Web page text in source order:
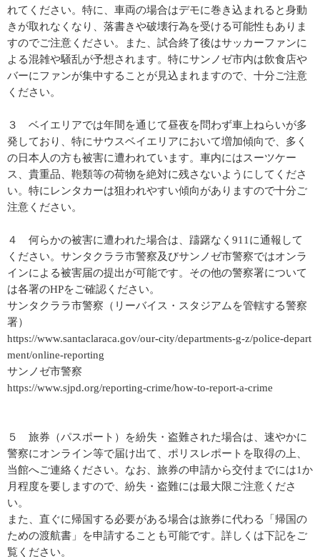
れてください。特に、車両の場合はデモに巻き込まれると身動
きが取れなくなり、落書きや破壊行為を受ける可能性もありま
すのでご注意ください。また、試合終了後はサッカーファンに
よる混雑や騒乱が予想されます。特にサンノゼ市内は飲食店や
バーにファンが集中することが見込まれますので、十分ご注意
ください。
３ ベイエリアでは年間を通じて昼夜を問わず車上ねらいが多
発しており、特にサウスベイエリアにおいて増加傾向で、多く
の日本人の方も被害に遭われています。車内にはスーツケー
ス、貴重品、鞄類等の荷物を絶対に残さないようにしてくださ
い。特にレンタカーは狙われやすい傾向がありますので十分ご
注意ください。
４ 何らかの被害に遭われた場合は、躊躇なく911に通報して
ください。サンタクララ市警察及びサンノゼ市警察ではオンラ
インによる被害届の提出が可能です。その他の警察署について
は各署のHPをご確認ください。
サンタクララ市警察（リーバイス・スタジアムを管轄する警察
署）
https://www.santaclaraca.gov/our-city/departments-g-z/police-depart
ment/online-reporting
サンノゼ市警察
https://www.sjpd.org/reporting-crime/how-to-report-a-crime
５ 旅券（パスポート）を紛失・盗難された場合は、速やかに
警察にオンライン等で届け出て、ポリスレポートを取得の上、
当館へご連絡ください。なお、旅券の申請から交付までには1か
月程度を要しますので、紛失・盗難には最大限ご注意くださ
い。
また、直ぐに帰国する必要がある場合は旅券に代わる「帰国の
ための渡航書」を申請することも可能です。詳しくは下記をご
覧ください。